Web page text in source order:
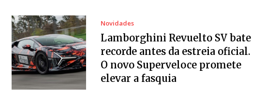
Novidades
Lamborghini Revuelto SV bate
recorde antes da estreia oficial.
O novo Superveloce promete
elevar a fasquia